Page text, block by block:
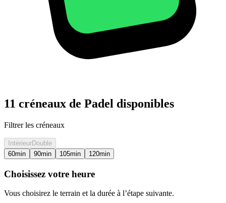
11 créneaux de Padel disponibles
Filtrer les créneaux
IntérieurDouble
60min 90min 105min 120min
Choisissez votre heure
Vous choisirez le terrain et la durée à l’étape suivante.